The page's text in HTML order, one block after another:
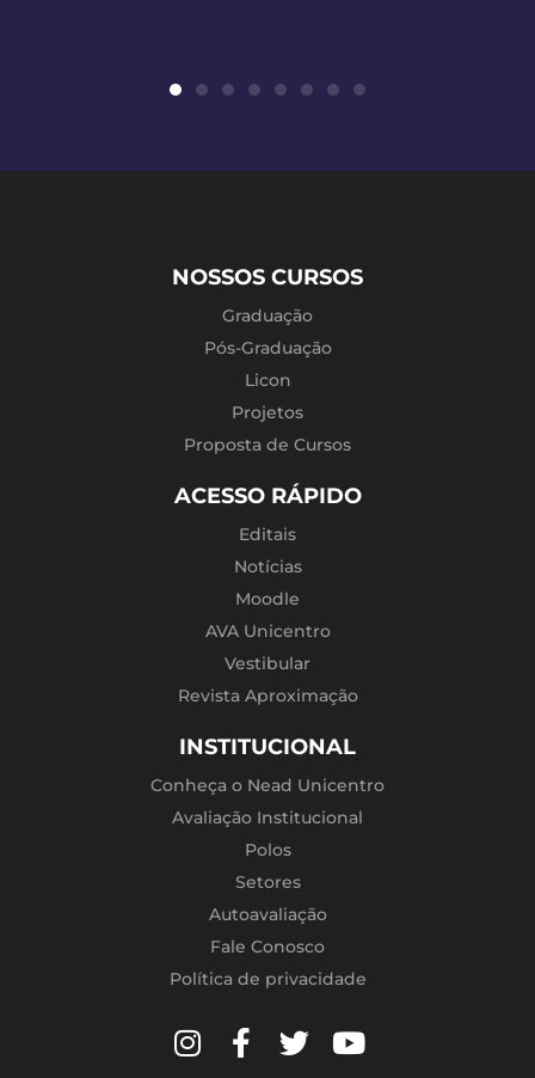
NOSSOS CURSOS
Graduação
Pós-Graduação
Licon
Projetos
Proposta de Cursos
ACESSO RÁPIDO
Editais
Notícias
Moodle
AVA Unicentro
Vestibular
Revista Aproximação
INSTITUCIONAL
Conheça o Nead Unicentro
Avaliação Institucional
Polos
Setores
Autoavaliação
Fale Conosco
Política de privacidade